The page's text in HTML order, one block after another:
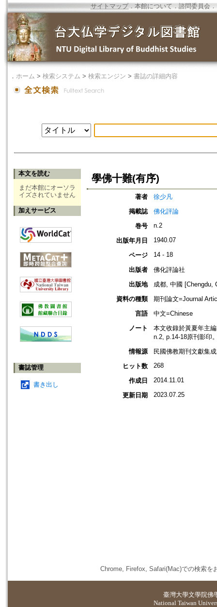
サイトマップ．本館について ． 諮問委員会 ．
． ホーム > 検索システム > 検索エンジン > 書誌の詳細内容
本文を読む
まだ本館にオーソラ
イズされていません
加えサービス
書誌管理
書き出し
學佛十難(有序)
著者
徐少凡
掲載誌
佛化評論
巻号
n.2
出版年月日 1940.07
ページ 14 - 18
出版者
佛化評論社
出版地
成都, 中國 [Chengdu,
資料の種類
期刊論文=Journal
言語
中文=Chinese
ノート
本文收錄於黃夏年主
n.2, p.14-18原刊影印
情報源
民國佛教期刊文獻集
ヒット数
268
作成日 2014.11.01
更新日期 2023.07.25
Chrome, Firefox, Safari(Mac)での検索を
臺灣大學文學院佛
National Taiwan